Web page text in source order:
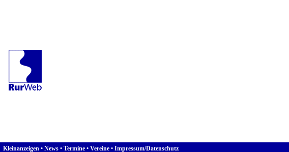
Kleinanzeigen • News • Termine • Vereine • Impressum/Datenschutz